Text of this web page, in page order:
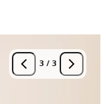
3
/
3